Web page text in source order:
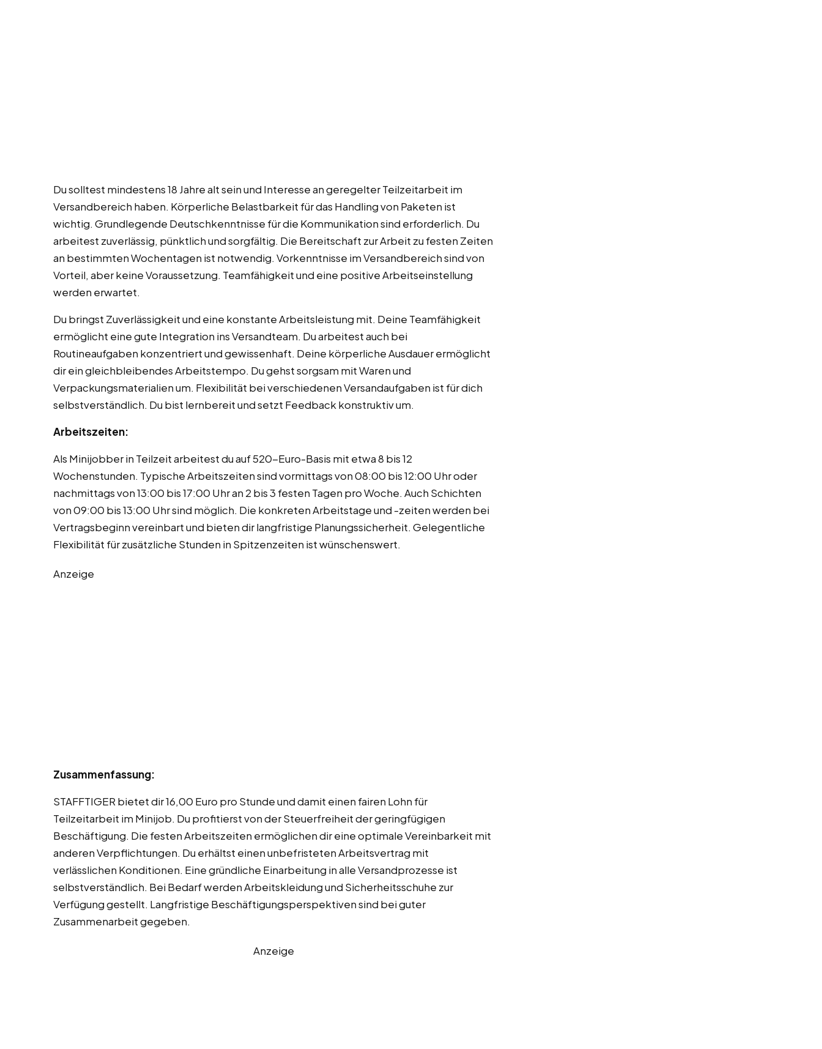
Du solltest mindestens 18 Jahre alt sein und Interesse an geregelter Teilzeitarbeit im
Versandbereich haben. Körperliche Belastbarkeit für das Handling von Paketen ist
wichtig. Grundlegende Deutschkenntnisse für die Kommunikation sind erforderlich. Du
arbeitest zuverlässig, pünktlich und sorgfältig. Die Bereitschaft zur Arbeit zu festen Zeiten
an bestimmten Wochentagen ist notwendig. Vorkenntnisse im Versandbereich sind von
Vorteil, aber keine Voraussetzung. Teamfähigkeit und eine positive Arbeitseinstellung
werden erwartet.
Du bringst Zuverlässigkeit und eine konstante Arbeitsleistung mit. Deine Teamfähigkeit
ermöglicht eine gute Integration ins Versandteam. Du arbeitest auch bei
Routineaufgaben konzentriert und gewissenhaft. Deine körperliche Ausdauer ermöglicht
dir ein gleichbleibendes Arbeitstempo. Du gehst sorgsam mit Waren und
Verpackungsmaterialien um. Flexibilität bei verschiedenen Versandaufgaben ist für dich
selbstverständlich. Du bist lernbereit und setzt Feedback konstruktiv um.
Arbeitszeiten:
Als Minijobber in Teilzeit arbeitest du auf 520-Euro-Basis mit etwa 8 bis 12
Wochenstunden. Typische Arbeitszeiten sind vormittags von 08:00 bis 12:00 Uhr oder
nachmittags von 13:00 bis 17:00 Uhr an 2 bis 3 festen Tagen pro Woche. Auch Schichten
von 09:00 bis 13:00 Uhr sind möglich. Die konkreten Arbeitstage und -zeiten werden bei
Vertragsbeginn vereinbart und bieten dir langfristige Planungssicherheit. Gelegentliche
Flexibilität für zusätzliche Stunden in Spitzenzeiten ist wünschenswert.
Anzeige
Zusammenfassung:
STAFFTIGER bietet dir 16,00 Euro pro Stunde und damit einen fairen Lohn für
Teilzeitarbeit im Minijob. Du profitierst von der Steuerfreiheit der geringfügigen
Beschäftigung. Die festen Arbeitszeiten ermöglichen dir eine optimale Vereinbarkeit mit
anderen Verpflichtungen. Du erhältst einen unbefristeten Arbeitsvertrag mit
verlässlichen Konditionen. Eine gründliche Einarbeitung in alle Versandprozesse ist
selbstverständlich. Bei Bedarf werden Arbeitskleidung und Sicherheitsschuhe zur
Verfügung gestellt. Langfristige Beschäftigungsperspektiven sind bei guter
Zusammenarbeit gegeben.
Anzeige